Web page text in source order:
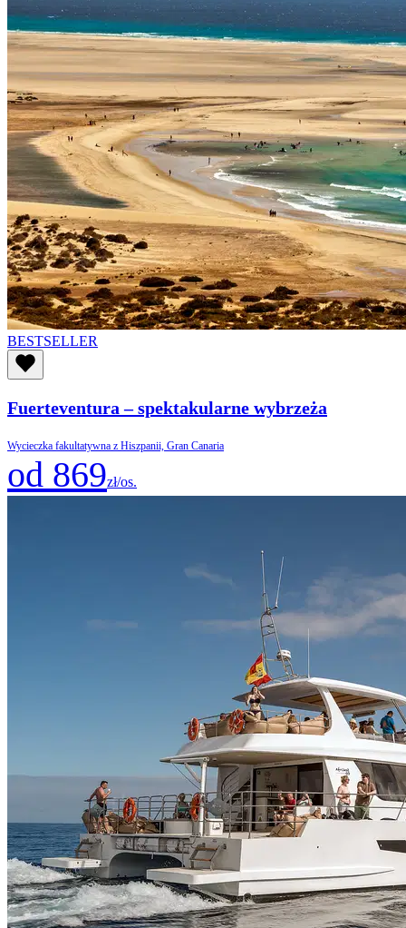
BESTSELLER
Fuerteventura – spektakularne wybrzeża
Wycieczka fakultatywna z Hiszpanii, Gran Canaria
od 869zł/os.